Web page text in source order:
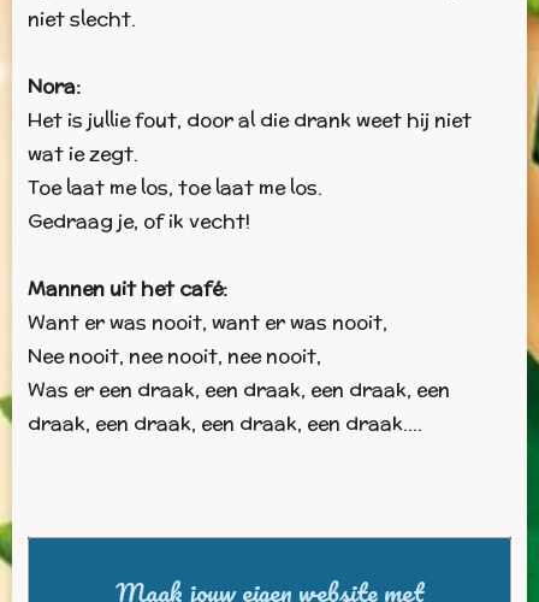
niet slecht.
Nora:
Het is jullie fout, door al die drank weet hij niet
wat ie zegt.
Toe laat me los, toe laat me los.
Gedraag je, of ik vecht!
Mannen uit het café:
Want er was nooit, want er was nooit,
Nee nooit, nee nooit, nee nooit,
Was er een draak, een draak, een draak, een
draak, een draak, een draak, een draak....
Maak jouw eigen website met